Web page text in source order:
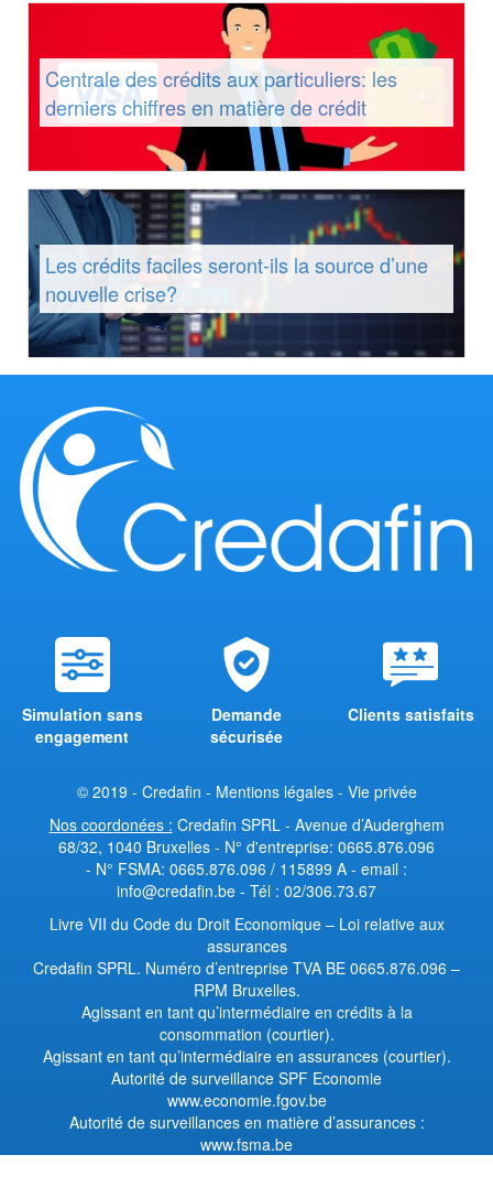
Centrale des crédits aux particuliers: les
derniers chiffres en matière de crédit
Les crédits faciles seront-ils la source d’une
nouvelle crise?
Simulation sans
engagement
Demande
sécurisée
Clients satisfaits
© 2019 - Credafin - Mentions légales- Vie privée
Nos coordonées : Credafin SPRL - Avenue d’Auderghem
68/32, 1040 Bruxelles - N° d'entreprise: 0665.876.096
- N° FSMA: 0665.876.096 / 115899 A - email :
info@credafin.be - Tél : 02/306.73.67
Livre VII du Code du Droit Economique – Loi relative aux
assurances
Credafin SPRL. Numéro d’entreprise TVA BE 0665.876.096 –
RPM Bruxelles.
Agissant en tant qu’intermédiaire en crédits à la
consommation (courtier).
Agissant en tant qu’intermédiaire en assurances (courtier).
Autorité de surveillance SPF Economie
www.economie.fgov.be
Autorité de surveillances en matière d’assurances :
www.fsma.be